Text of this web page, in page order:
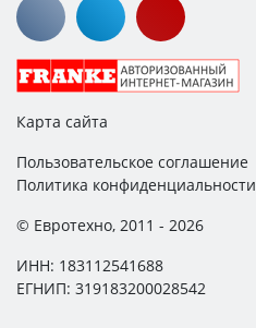
Карта сайта
Пользовательское соглашение
Политика конфиденциальности
© Евротехно, 2011 - 2026
ИНН: 183112541688
ЕГНИП: 319183200028542